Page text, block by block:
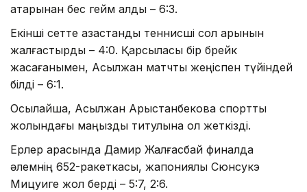
қатарынан бес гейм алды – 6:3.
Екінші сетте қазақстандық теннисші сол қарқынын
жалғастырды – 4:0. Қарсыласы бір брейк
жасағанымен, Асылжан матчты жеңіспен түйіндей
білді – 6:1.
Осылайша, Асылжан Арыстанбекова спорттық
жолындағы маңызды титулына қол жеткізді.
Ерлер арасында Дамир Жалғасбай финалда
әлемнің 652-ракеткасы, жапониялық Сюнсукэ
Мицуиге жол берді – 5:7, 2:6.